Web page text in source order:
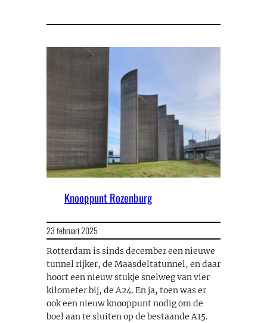
Knooppunt Rozenburg
23 februari 2025
Rotterdam is sinds december een nieuwe
tunnel rijker, de Maasdeltatunnel, en daar
hoort een nieuw stukje snelweg van vier
kilometer bij, de A24. En ja, toen was er
ook een nieuw knooppunt nodig om de
boel aan te sluiten op de bestaande A15.